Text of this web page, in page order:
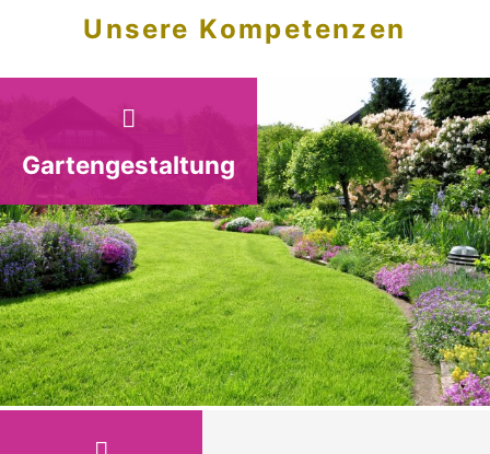
Unsere Kompetenzen
Gartengestaltung